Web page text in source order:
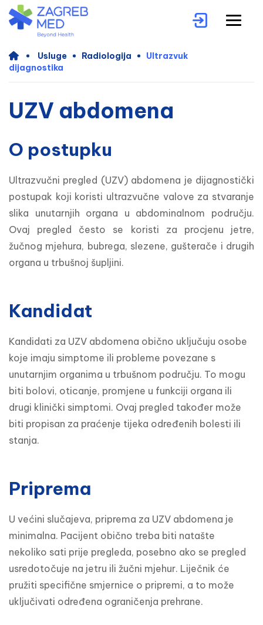
Usluge Radiologija
Ultrazvuk
dijagnostika
UZV abdomena
O postupku
Ultrazvučni pregled (UZV) abdomena je dijagnostički
postupak koji koristi ultrazvučne valove za stvaranje
slika unutarnjih organa u abdominalnom području.
Ovaj pregled često se koristi za procjenu jetre,
žučnog mjehura, bubrega, slezene, gušterače i drugih
organa u trbušnoj šupljini.
Kandidat
Kandidati za UZV abdomena obično uključuju osobe
koje imaju simptome ili probleme povezane s
unutarnjim organima u trbušnom području. To mogu
biti bolovi, oticanje, promjene u funkciji organa ili
drugi klinički simptomi. Ovaj pregled također može
biti propisan za praćenje tijeka određenih bolesti ili
stanja.
Priprema
U većini slučajeva, priprema za UZV abdomena je
minimalna. Pacijent obično treba biti natašte
nekoliko sati prije pregleda, posebno ako se pregled
usredotočuje na jetru ili žučni mjehur. Liječnik će
pružiti specifične smjernice o pripremi, a to može
uključivati određena ograničenja prehrane.